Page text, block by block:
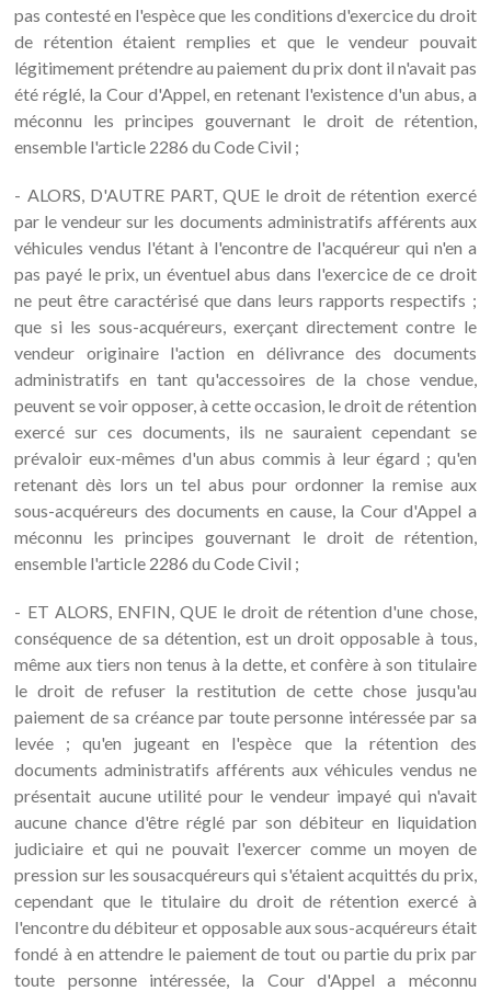
pas contesté en l'espèce que les conditions d'exercice du droit
de rétention étaient remplies et que le vendeur pouvait
légitimement prétendre au paiement du prix dont il n'avait pas
été réglé, la Cour d'Appel, en retenant l'existence d'un abus, a
méconnu les principes gouvernant le droit de rétention,
ensemble l'article 2286 du Code Civil ;
- ALORS, D'AUTRE PART, QUE le droit de rétention exercé
par le vendeur sur les documents administratifs afférents aux
véhicules vendus l'étant à l'encontre de l'acquéreur qui n'en a
pas payé le prix, un éventuel abus dans l'exercice de ce droit
ne peut être caractérisé que dans leurs rapports respectifs ;
que si les sous-acquéreurs, exerçant directement contre le
vendeur originaire l'action en délivrance des documents
administratifs en tant qu'accessoires de la chose vendue,
peuvent se voir opposer, à cette occasion, le droit de rétention
exercé sur ces documents, ils ne sauraient cependant se
prévaloir eux-mêmes d'un abus commis à leur égard ; qu'en
retenant dès lors un tel abus pour ordonner la remise aux
sous-acquéreurs des documents en cause, la Cour d'Appel a
méconnu les principes gouvernant le droit de rétention,
ensemble l'article 2286 du Code Civil ;
- ET ALORS, ENFIN, QUE le droit de rétention d'une chose,
conséquence de sa détention, est un droit opposable à tous,
même aux tiers non tenus à la dette, et confère à son titulaire
le droit de refuser la restitution de cette chose jusqu'au
paiement de sa créance par toute personne intéressée par sa
levée ; qu'en jugeant en l'espèce que la rétention des
documents administratifs afférents aux véhicules vendus ne
présentait aucune utilité pour le vendeur impayé qui n'avait
aucune chance d'être réglé par son débiteur en liquidation
judiciaire et qui ne pouvait l'exercer comme un moyen de
pression sur les sousacquéreurs qui s'étaient acquittés du prix,
cependant que le titulaire du droit de rétention exercé à
l'encontre du débiteur et opposable aux sous-acquéreurs était
fondé à en attendre le paiement de tout ou partie du prix par
toute personne intéressée, la Cour d'Appel a méconnu